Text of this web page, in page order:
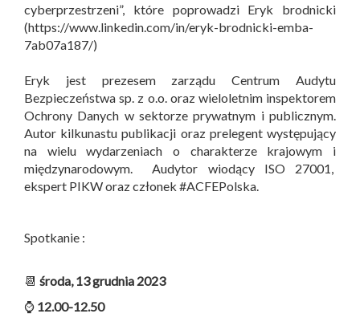
cyberprzestrzeni”, które poprowadzi Eryk brodnicki
(https://www.linkedin.com/in/eryk-brodnicki-emba-
7ab07a187/)
Eryk jest prezesem zarządu Centrum Audytu
Bezpieczeństwa sp. z o.o. oraz wieloletnim inspektorem
Ochrony Danych w sektorze prywatnym i publicznym.
Autor kilkunastu publikacji oraz prelegent występujący
na wielu wydarzeniach o charakterze krajowym i
międzynarodowym. Audytor wiodący ISO 27001,
ekspert PIKW oraz członek #ACFEPolska.
Spotkanie :
📆 środa, 13 grudnia 2023
⌚ 12.00-12.50